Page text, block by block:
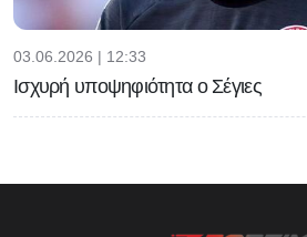
03.06.2026 | 12:33
Ισχυρή υποψηφιότητα ο Σέγιες